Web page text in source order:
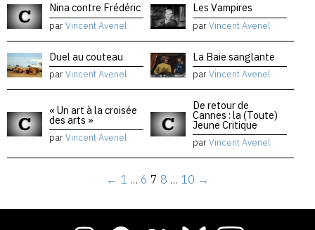
Nina contre Frédéric
parVincent Avenel
Les Vampires
parVincent Avenel
Duel au couteau
parVincent Avenel
La Baie sanglante
parVincent Avenel
« Un art à la croisée
des arts »
parVincent Avenel
De retour de
Cannes : la (Toute)
Jeune Critique
parVincent Avenel
← 1 … 6 7 8 … 10 →